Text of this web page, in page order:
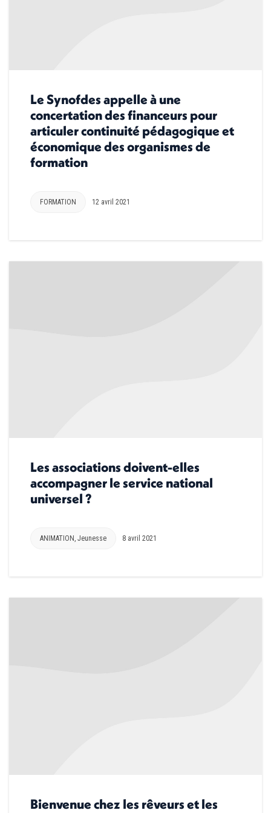
Le Synofdes appelle à une
concertation des financeurs pour
articuler continuité pédagogique et
économique des organismes de
formation
FORMATION 12 avril 2021
Les associations doivent-elles
accompagner le service national
universel ?
ANIMATION , Jeunesse 8 avril 2021
Bienvenue chez les rêveurs et les